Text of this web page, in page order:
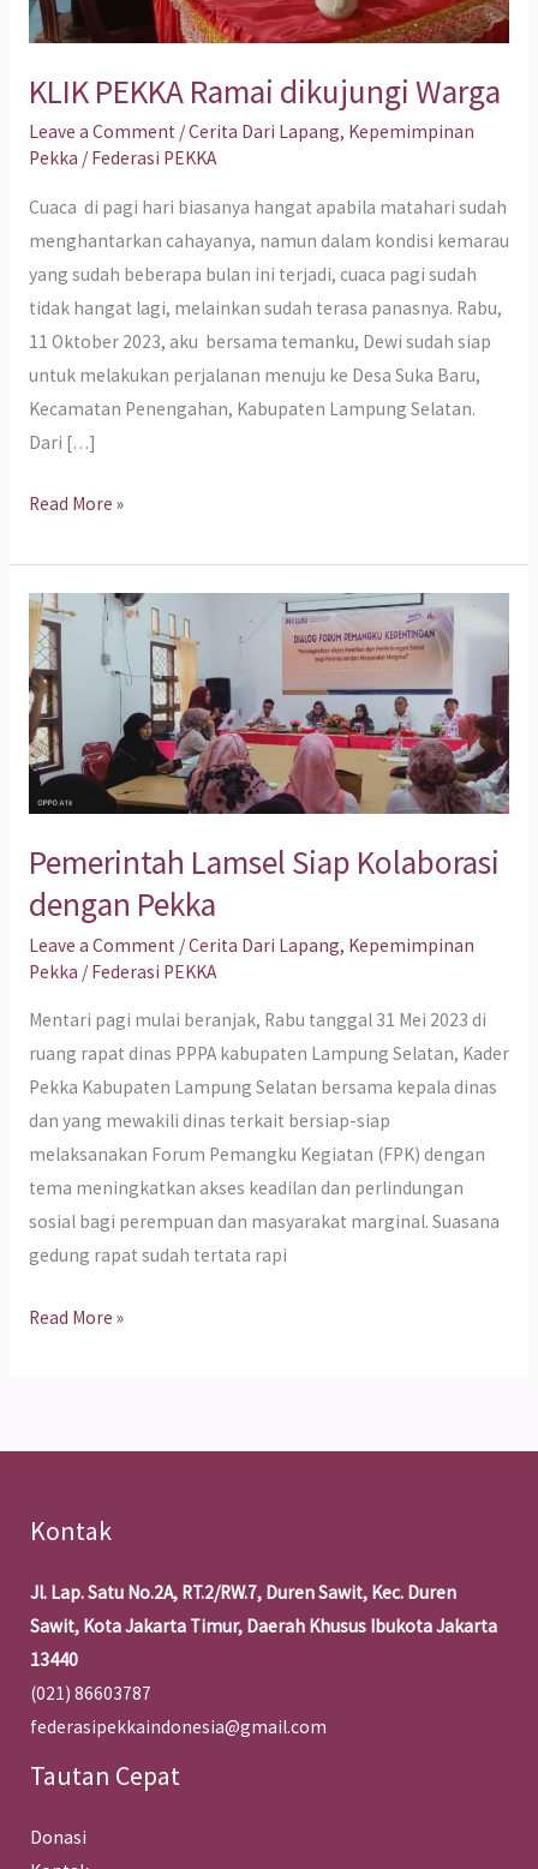
KLIK PEKKA Ramai dikujungi Warga
Leave a Comment /Cerita Dari Lapang, Kepemimpinan
Pekka / Federasi PEKKA
Cuaca di pagi hari biasanya hangat apabila matahari sudah
menghantarkan cahayanya, namun dalam kondisi kemarau
yang sudah beberapa bulan ini terjadi, cuaca pagi sudah
tidak hangat lagi, melainkan sudah terasa panasnya. Rabu,
11 Oktober 2023, aku bersama temanku, Dewi sudah siap
untuk melakukan perjalanan menuju ke Desa Suka Baru,
Kecamatan Penengahan, Kabupaten Lampung Selatan.
Dari […]
Read More »
Pemerintah Lamsel Siap Kolaborasi
dengan Pekka
Leave a Comment /Cerita Dari Lapang, Kepemimpinan
Pekka / Federasi PEKKA
Mentari pagi mulai beranjak, Rabu tanggal 31 Mei 2023 di
ruang rapat dinas PPPA kabupaten Lampung Selatan, Kader
Pekka Kabupaten Lampung Selatan bersama kepala dinas
dan yang mewakili dinas terkait bersiap-siap
melaksanakan Forum Pemangku Kegiatan (FPK) dengan
tema meningkatkan akses keadilan dan perlindungan
sosial bagi perempuan dan masyarakat marginal. Suasana
gedung rapat sudah tertata rapi
Pemerintah
Lamsel
Siap
Kolaborasi
dengan
Pekka
Read More »
Kontak
Jl. Lap. Satu No.2A, RT.2/RW.7, Duren Sawit, Kec. Duren
Sawit, Kota Jakarta Timur, Daerah Khusus Ibukota Jakarta
13440
(021) 86603787
federasipekkaindonesia@gmail.com
Tautan Cepat
Donasi